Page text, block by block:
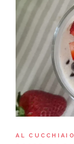
AL CUCCHIAIO